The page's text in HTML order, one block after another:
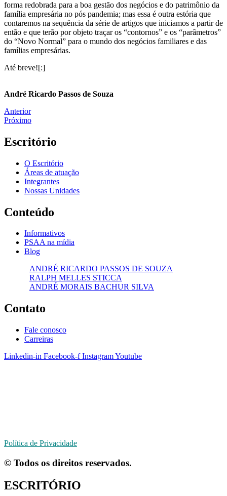
forma redobrada para a boa gestão dos negócios e do patrimônio da
família empresária no pós pandemia; mas essa é outra estória que
contaremos na sequência da série de artigos que iniciamos a partir de
então e que terão por objeto traçar os “contornos” e os “parâmetros”
do “Novo Normal” para o mundo dos negócios familiares e das
famílias empresárias.
Até breve![:]
André Ricardo Passos de Souza
Anterior
Próximo
Escritório
O Escritório
Áreas de atuação
Integrantes
Nossas Unidades
Conteúdo
Informativos
PSAA na mídia
Blog
ANDRÉ RICARDO PASSOS DE SOUZA
RALPH MELLES STICCA
ANDRÉ MORAIS BACHUR SILVA
Contato
Fale conosco
Carreiras
Linkedin-in Facebook-f InstagramYoutube
Política de Privacidade
© Todos os direitos reservados.
ESCRITÓRIO